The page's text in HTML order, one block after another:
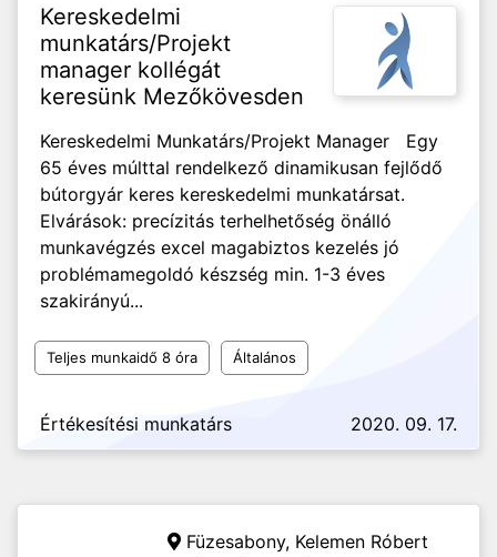
Kereskedelmi
munkatárs/Projekt
manager kollégát
keresünk Mezőkövesden
Kereskedelmi Munkatárs/Projekt Manager Egy
65 éves múlttal rendelkező dinamikusan fejlődő
bútorgyár keres kereskedelmi munkatársat.
Elvárások: precízitás terhelhetőség önálló
munkavégzés excel magabiztos kezelés jó
problémamegoldó készség min. 1-3 éves
szakirányú...
Teljes munkaidő 8 óra Általános
Értékesítési munkatárs 2020. 09. 17.
Füzesabony, Kelemen Róbert